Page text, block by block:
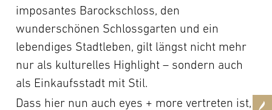
imposantes Barockschloss, den
wunderschönen Schlossgarten und ein
lebendiges Stadtleben, gilt längst nicht mehr
nur als kulturelles Highlight – sondern auch
als Einkaufsstadt mit Stil.
Dass hier nun auch eyes + more vertreten ist,